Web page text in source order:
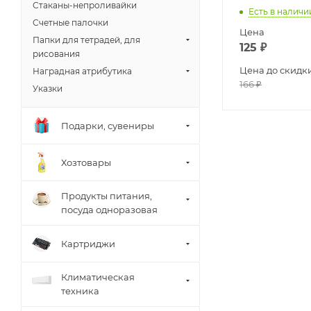
Есть в
Цена
125 ₽
Цена до
166₽
Стаканы-непроливайки
Счетные палочки
Папки для тетрадей, для
рисования
Наградная атрибутика
Указки
Подарки, сувениры
Хозтовары
Продукты питания,
посуда одноразовая
Картриджи
Климатическая
техника